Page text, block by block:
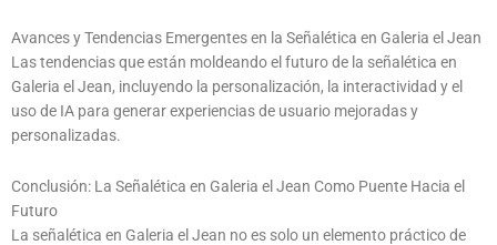
Avances y Tendencias Emergentes en la Señalética en Galeria el Jean
Las tendencias que están moldeando el futuro de la señalética en
Galeria el Jean, incluyendo la personalización, la interactividad y el
uso de IA para generar experiencias de usuario mejoradas y
personalizadas.
Conclusión: La Señalética en Galeria el Jean Como Puente Hacia el
Futuro
La señalética en Galeria el Jean no es solo un elemento práctico de